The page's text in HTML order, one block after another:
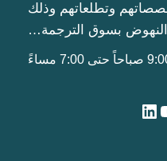
وتطلعاتهم وذلك
بسوق الترجمة…